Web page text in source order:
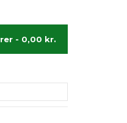
- 0,00 kr.